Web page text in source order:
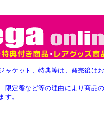
ケット、特典等は、発売後は
定盤など等の理由により商品
す。